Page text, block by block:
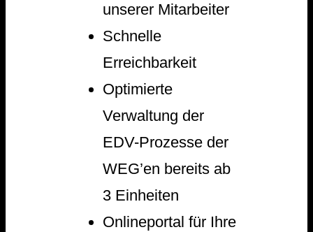
unserer Mitarbeiter
Schnelle
Erreichbarkeit
Optimierte
Verwaltung der
EDV-Prozesse der
WEG’en bereits ab
3 Einheiten
Onlineportal für Ihre